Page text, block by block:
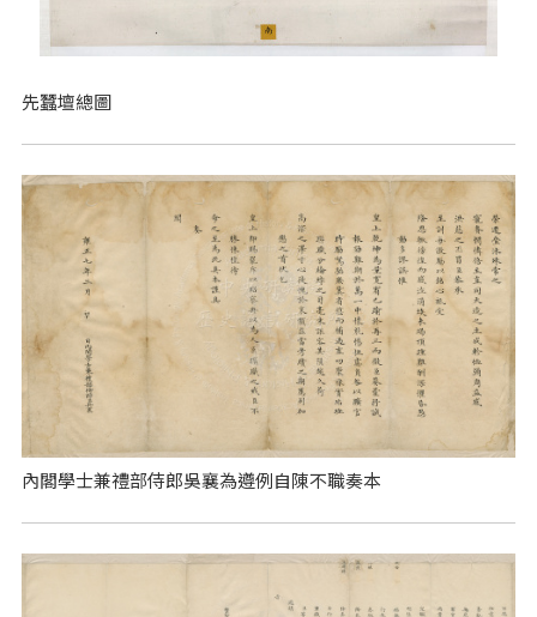
先蠶壇總圖
內閣學士兼禮部侍郎吳襄為遵例自陳不職奏本